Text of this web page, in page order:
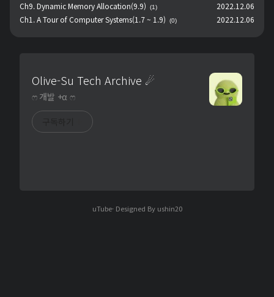
Ch9. Dynamic Memory Allocation(9.9)
(1)
2022.12.06
Ch1. A Tour of Computer Systems(1.7 ~ 1.9)
(0) 2022.12.06
Olive-Su Tech Archive ☄︎
ෆ 개발 +α ෆ
uTube· Designed By ushin20